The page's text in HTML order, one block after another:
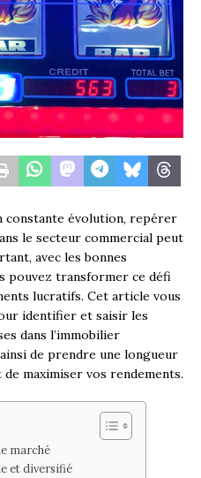
constante évolution, repérer
le secteur commercial peut
avec les bonnes
pouvez transformer ce défi
lucratifs. Cet article vous
identifier et saisir les
dans l’immobilier
de prendre une longueur
de maximiser vos rendements.
marché
et diversifié